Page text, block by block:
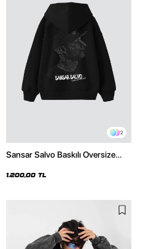
2
Sansar Salvo Baskılı Oversize
1.200,00 TL